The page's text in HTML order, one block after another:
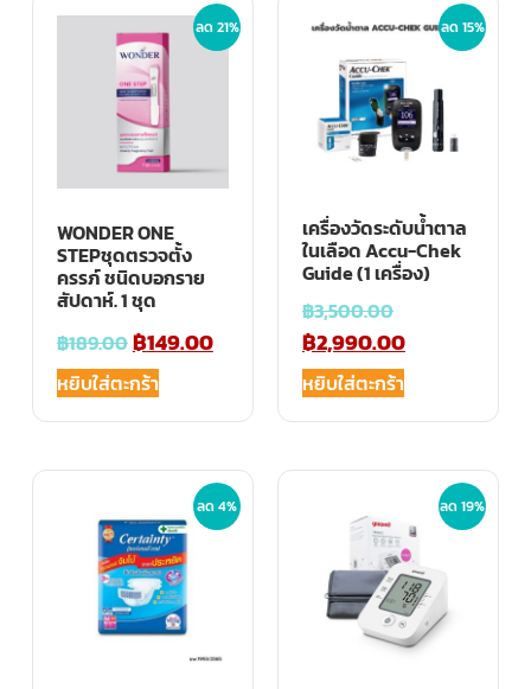
ลด 21%
WONDER ONE
STEPชุดตรวจตั้ง
ครรภ์ ชนิดบอกราย
สัปดาห์. 1 ชุด
฿189.00฿149.00
หยิบใส่ตะกร้า
ลด 15%
เครื่องวัดระดับน้ำตาล
ในเลือด Accu-Chek
Guide (1 เครื่อง)
฿3,500.00
฿2,990.00
หยิบใส่ตะกร้า
ลด 4% ลด 19%